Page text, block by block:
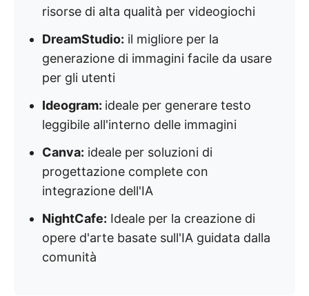
risorse di alta qualità per videogiochi
DreamStudio: il migliore per la
generazione di immagini facile da usare
per gli utenti
Ideogram: ideale per generare testo
leggibile all'interno delle immagini
Canva: ideale per soluzioni di
progettazione complete con
integrazione dell'IA
NightCafe: Ideale per la creazione di
opere d'arte basate sull'IA guidata dalla
comunità